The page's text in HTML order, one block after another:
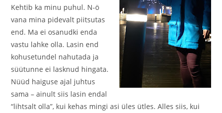
Kehtib ka minu puhul. N-ö
vana mina pidevalt piitsutas
end. Ma ei osanudki enda
vastu lahke olla. Lasin end
kohusetundel nahutada ja
süütunne ei lasknud hingata.
Nüüd haiguse ajal juhtus
sama – ainult siis lasin endal
“lihtsalt olla”, kui kehas mingi asi üles ütles. Alles siis, kui